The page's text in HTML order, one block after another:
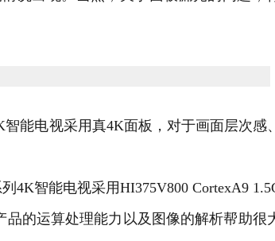
智能电视采用真4K面板，对于画面层次感
智能电视采用HI375V800 CortexA9
品的运算处理能力以及图像的解析帮助很